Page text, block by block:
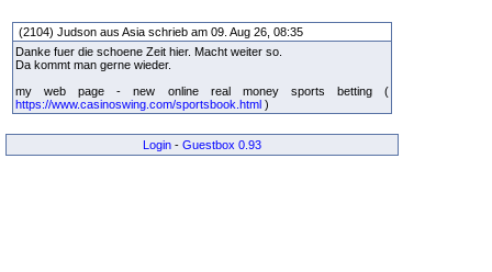
(2104) Judson aus Asia schrieb am 09. Aug 26, 08:35
Danke fuer die schoene Zeit hier. Macht weiter so.
Da kommt man gerne wieder.
my web page - new online real money sports betting (
https://www.casinoswing.com/sportsbook.html )
Login - Guestbox 0.93